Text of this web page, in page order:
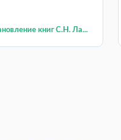
книг С.Н. Ла...